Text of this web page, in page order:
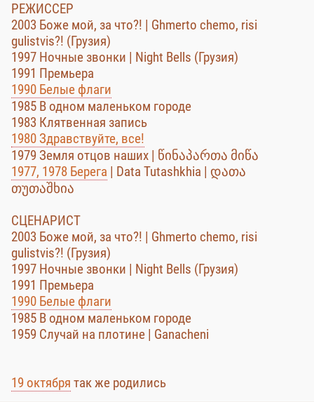
РЕЖИССЕР
2003 Боже мой, за что?! | Ghmerto chemo, risi
gulistvis?! (Грузия)
1997 Ночные звонки | Night Bells (Грузия)
1991 Премьера
1990 Белые флаги
1985 В одном маленьком городе
1983 Клятвенная запись
1980 Здравствуйте, все!
1979 Земля отцов наших | წინაპართა მიწა
1977, 1978 Берега | Data Tutashkhia | დათა
თუთაშხია
СЦЕНАРИСТ
2003 Боже мой, за что?! | Ghmerto chemo, risi
gulistvis?! (Грузия)
1997 Ночные звонки | Night Bells (Грузия)
1991 Премьера
1990 Белые флаги
1985 В одном маленьком городе
1959 Случай на плотине | Ganacheni
19 октября так же родились